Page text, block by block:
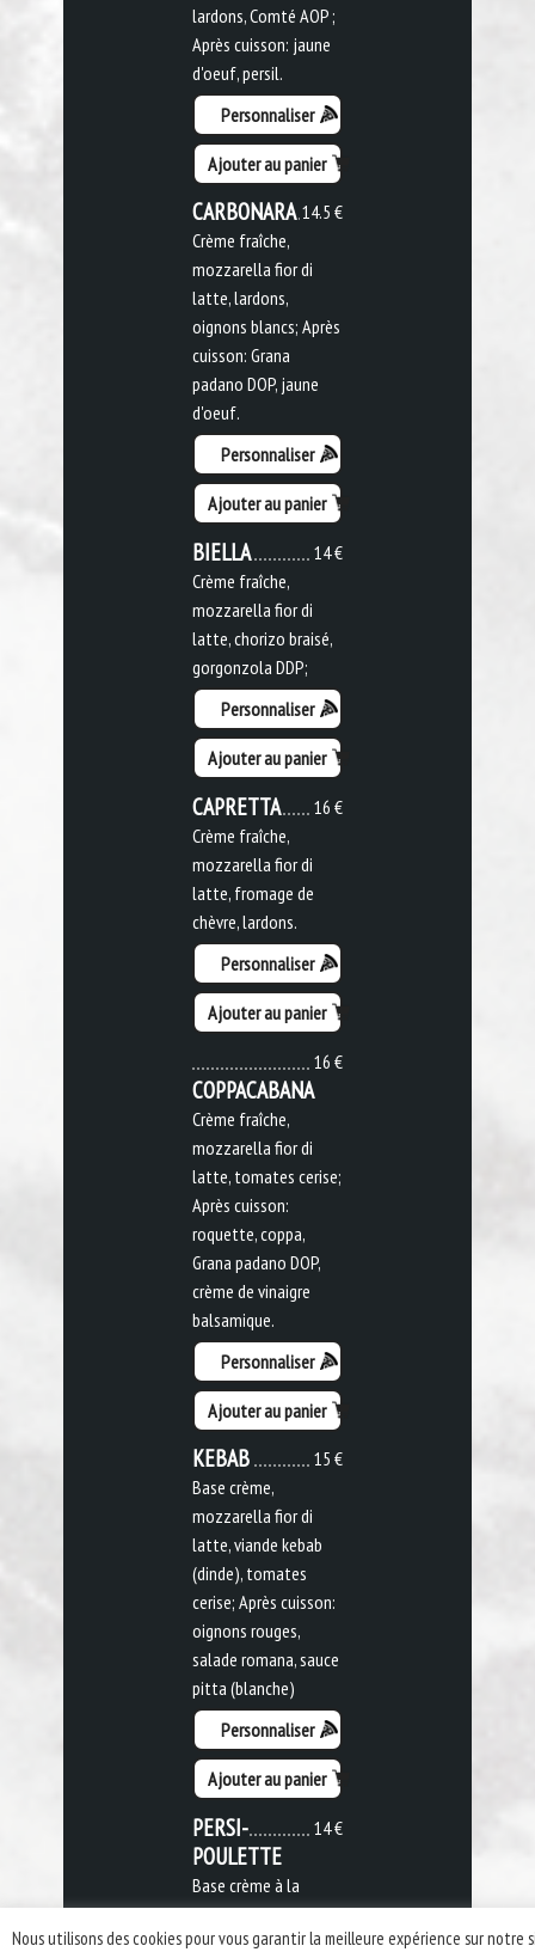
lardons, Comté AOP ;
Après cuisson: jaune
d'oeuf, persil.
Personnaliser
Ajouter au panier
14.5 €
CARBONARA
Crème fraîche,
mozzarella fior di
latte, lardons,
oignons blancs; Après
cuisson: Grana
padano DOP, jaune
d'oeuf.
Personnaliser
Ajouter au panier
14 €
BIELLA
Crème fraîche,
mozzarella fior di
latte, chorizo braisé,
gorgonzola DDP;
Personnaliser
Ajouter au panier
16 €
CAPRETTA
Crème fraîche,
mozzarella fior di
latte, fromage de
chèvre, lardons.
Personnaliser
Ajouter au panier
16 €
COPPACABANA
Crème fraîche,
mozzarella fior di
latte, tomates cerise;
Après cuisson:
roquette, coppa,
Grana padano DOP,
crème de vinaigre
balsamique.
Personnaliser
Ajouter au panier
15 €
KEBAB
Base crème,
mozzarella fior di
latte, viande kebab
(dinde), tomates
cerise; Après cuisson:
oignons rouges,
salade romana, sauce
pitta (blanche)
Personnaliser
Ajouter au panier
14 €
PERSI-
POULETTE
Base crème à la
moutarde,
mozzarella fior di
Nous utilisons des cookies pour vous garantir la meilleure expérience sur notre